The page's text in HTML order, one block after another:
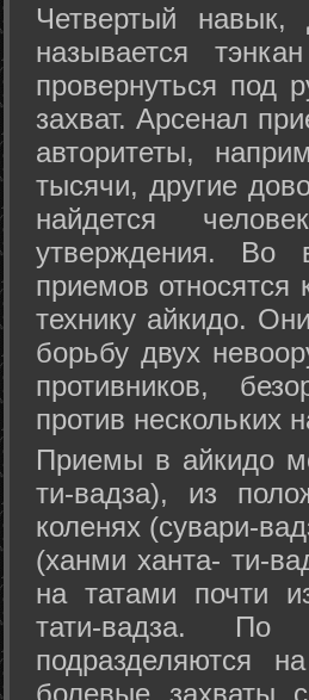
Четвертый
называется
провернуться под
захват. Арсенал
авторитеты,
тысячи, другие
найдется
утверждения. Во
приемов
технику айкидо.
борьбу двух
противников,
против нескольких
Приемы в айкидо
ти-вадза), из
коленях (сувари-
(ханми ханта- ти-
на татами почти
тати-вадза. По
подразделяются
болевые захваты